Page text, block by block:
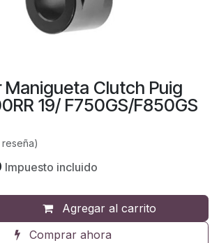
Clutch Puig
19/ F750GS/F850GS
reseña)
Impuesto incluido
Agregar al carrito
Comprar ahora